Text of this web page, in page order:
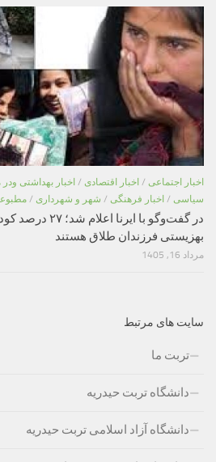
اخبار اجتماعی / اخبار اقتصادی / اخبار بهداشتی ودر
سیاسی / اخبار فرهنگی / شهر و شهرداری /
در گفت‌وگو با
بهزیستی فرزندان طلاق هستند
مرداد 16, 1405
سایت های مرتبط
تربت ما
دانشگاه تربت حیدریه
دانشگاه آزاد اسلامی تربت حیدریه